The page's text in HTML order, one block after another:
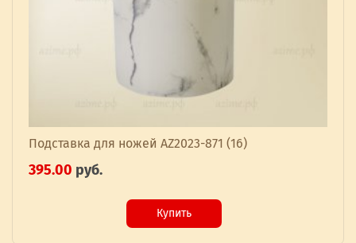
Подставка для ножей AZ2023-871 (16)
395.00 руб.
Купить